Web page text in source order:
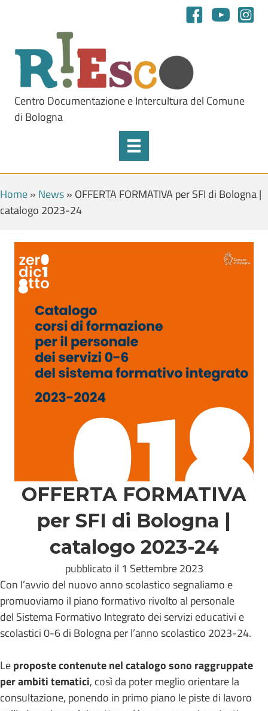
Centro Documentazione e Intercultura del Comune
di Bologna
Home» News» OFFERTA FORMATIVA per SFI di Bologna |
catalogo 2023-24
OFFERTA FORMATIVA
per SFI di Bologna |
catalogo 2023-24
pubblicato il 1 Settembre 2023
Con l’avvio del nuovo anno scolastico segnaliamo e
promuoviamo il piano formativo rivolto al personale
del Sistema Formativo Integrato dei servizi educativi e
scolastici 0-6 di Bologna per l’anno scolastico 2023-24.
Leproposte contenute nel catalogosono raggruppate
per ambiti tematici, così da poter meglio orientare la
consultazione, ponendo in primo piano le piste di lavoro